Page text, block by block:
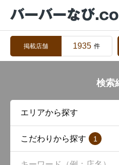
掲載店舗 1935 件
検索
こだわりから探す 1